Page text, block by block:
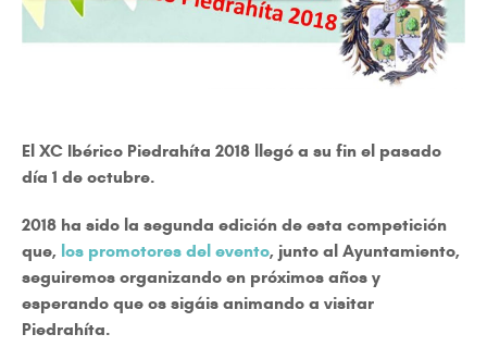
El XC Ibérico Piedrahíta 2018 llegó a su fin el pasado
día 1 de octubre.
2018 ha sido la segunda edición de esta competición
que, los promotores del evento, junto al Ayuntamiento,
seguiremos organizando en próximos años y
esperando que os sigáis animando a visitar
Piedrahíta.